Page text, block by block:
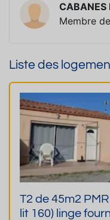
Membre
Liste des
T2 de 45m2
lit 160) linge